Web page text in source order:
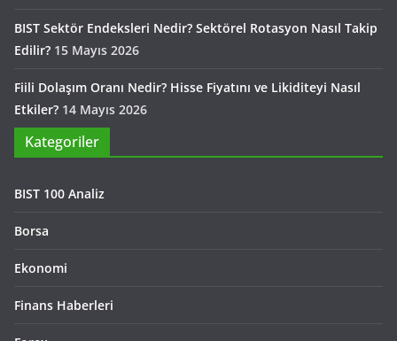
BIST Sektör Endeksleri Nedir? Sektörel Rotasyon Nasıl Takip
Edilir? 15 Mayıs 2026
Fiili Dolaşım Oranı Nedir? Hisse Fiyatını ve Likiditeyi Nasıl
Etkiler? 14 Mayıs 2026
Kategoriler
BIST 100 Analiz
Borsa
Ekonomi
Finans Haberleri